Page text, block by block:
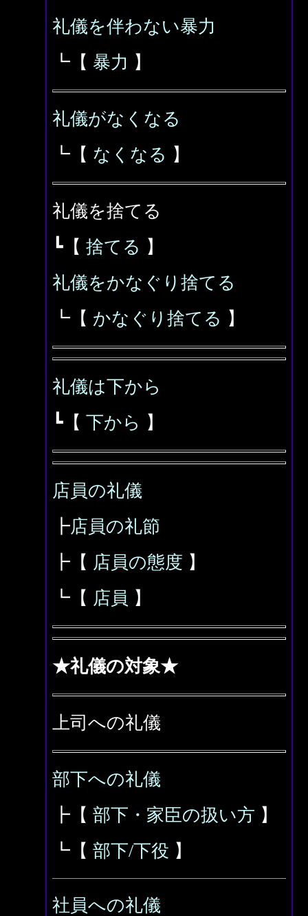
礼儀を伴わない暴力
┗【 暴力 】
礼儀がなくなる
┗【 なくなる 】
礼儀を捨てる
┗【 捨てる 】
礼儀をかなぐり捨てる
┗【 かなぐり捨てる 】
礼儀は下から
┗【 下から 】
店員の礼儀
┣店員の礼節
┣【 店員の態度 】
┗【 店員 】
★礼儀の対象★
上司への礼儀
部下への礼儀
┣【 部下・家臣の扱い方 】
┗【 部下/下役 】
社員への礼儀